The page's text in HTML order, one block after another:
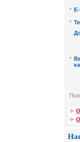
*
*
*